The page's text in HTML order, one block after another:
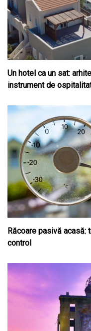
Un hotel ca un sat:
instrument de
Răcoare pasivă acasă:
control